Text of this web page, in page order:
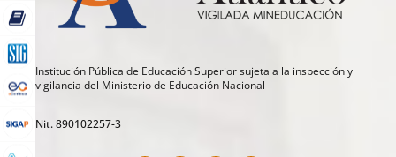
Institución Pública de Educación Superior sujeta a la inspección y
vigilancia del Ministerio de Educación Nacional
Nit. 890102257-3